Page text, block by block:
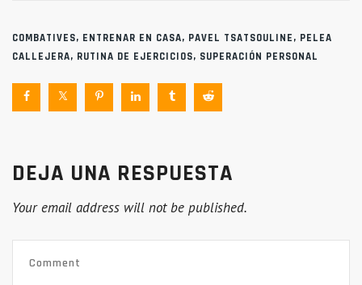
COMBATIVES, ENTRENAR EN CASA, PAVEL TSATSOULINE, PELEA
CALLEJERA, RUTINA DE EJERCICIOS, SUPERACIÓN PERSONAL
DEJA UNA RESPUESTA
Your email address will not be published.